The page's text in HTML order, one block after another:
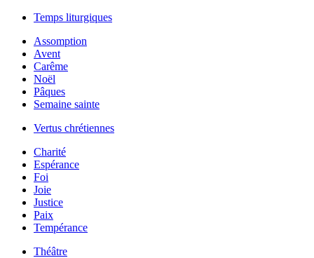
Temps liturgiques
Assomption
Avent
Carême
Noël
Pâques
Semaine sainte
Vertus chrétiennes
Charité
Espérance
Foi
Joie
Justice
Paix
Tempérance
Théâtre